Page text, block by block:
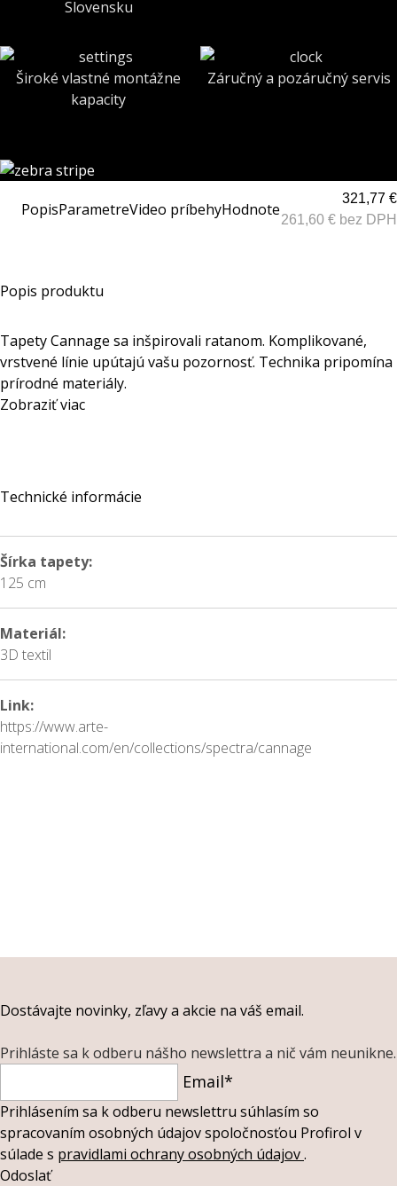
Slovensku
Široké vlastné montážne
kapacity
Záručný a pozáručný servis
PopisParametreVideo príbehyHodnotenia
321,77 €
261,60 € bez DPH
Popis produktu
Tapety Cannage sa inšpirovali ratanom. Komplikované,
vrstvené línie upútajú vašu pozornosť. Technika pripomína
prírodné materiály.
Zobraziť viac
Technické informácie
Šírka tapety:
125 cm
Materiál:
3D textil
Link:
https://www.arte-
international.com/en/collections/spectra/cannage
Dostávajte novinky, zľavy a akcie na váš email.
Prihláste sa k odberu nášho newslettra a nič vám neunikne.
Email*
Prihlásením sa k odberu newslettru súhlasím so
spracovaním osobných údajov spoločnosťou Profirol v
súlade s pravidlami ochrany osobných údajov.
Odoslať